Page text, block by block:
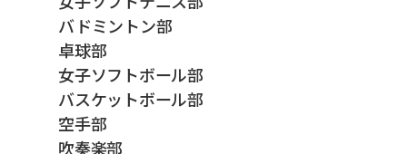
バドミントン部
卓球部
女子ソフトボール部
バスケットボール部
空手部
吹奏楽部